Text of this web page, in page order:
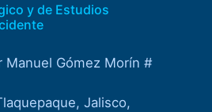
y de Estudios
Manuel Gómez Morín #
Jalisco,